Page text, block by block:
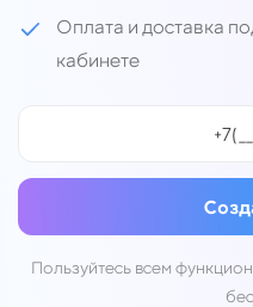
Оплата и доставка
кабинете
Пользуйтесь всем